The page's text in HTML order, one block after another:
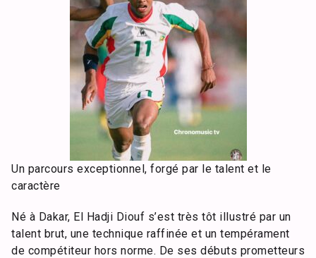
Un parcours exceptionnel, forgé par le talent et le
caractère
Né à Dakar, El Hadji Diouf s’est très tôt illustré par un
talent brut, une technique raffinée et un tempérament
de compétiteur hors norme. De ses débuts prometteurs